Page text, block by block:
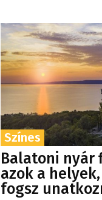
Színes
Balatoni nyár
azok a
fogsz